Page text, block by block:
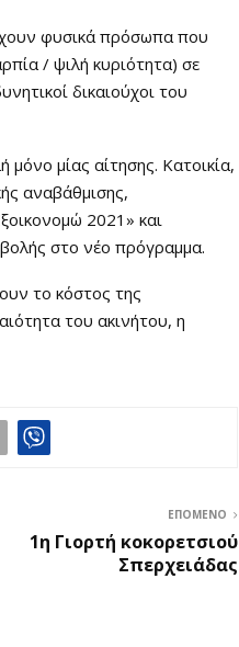
φυσικά πρόσωπα που
/ ψιλή κυριότητα) σε
δικαιούχοι του
μίας αίτησης. Κατοικία,
αναβάθμισης,
2021» και
στο νέο πρόγραμμα.
το κόστος της
του ακινήτου, η
ΕΠΌΜΕΝΟ
1η Γιορτή κοκορετσιού
Σπερχειάδας